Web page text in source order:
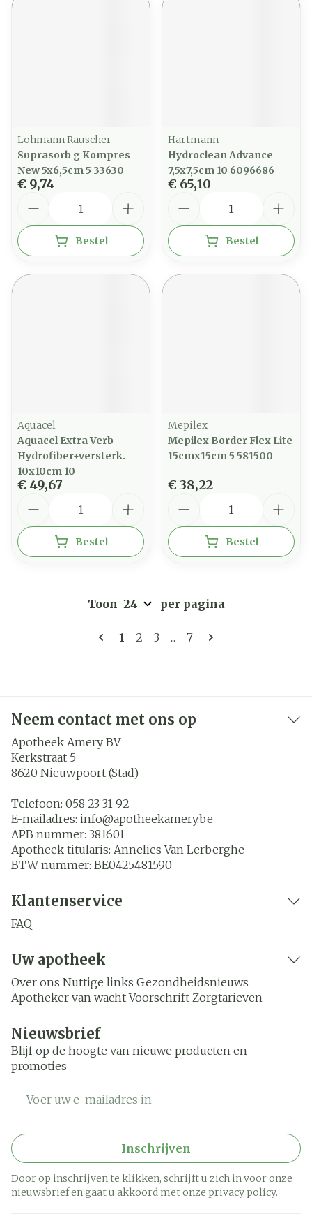
Lohmann Rauscher
Suprasorb g Kompres
New 5x6,5cm 5 33630
€ 9,74
Bestel
Hartmann
Hydroclean Advance
7,5x7,5cm 10 6096686
€ 65,10
Bestel
Aquacel
Aquacel Extra Verb
Hydrofiber+versterk.
10x10cm 10
€ 49,67
Bestel
Mepilex
Mepilex Border Flex Lite
15cmx15cm 5 581500
€ 38,22
Bestel
Pagina's
U lees momenteel pagina
1 Pagina
2 Pagina
3 ... Pagina
7
Toon per pagina
Neem contact met ons op
Apotheek Amery BV
Kerkstraat 5
8620 Nieuwpoort (Stad)
Telefoon: 058 23 31 92
E-mailadres: info@apotheekamery.be
APB nummer: 381601
Apotheek titularis: Annelies Van Lerberghe
BTW nummer: BE0425481590
Klantenservice
FAQ
Uw apotheek
Over ons Nuttige links Gezondheidsnieuws
Apotheker van wacht Voorschrift Zorgtarieven
Nieuwsbrief
Blijf op de hoogte van nieuwe producten en
promoties
Inschrijven
Door op inschrijven te klikken, schrijft u zich in voor onze
nieuwsbrief en gaat u akkoord met onze privacy policy.